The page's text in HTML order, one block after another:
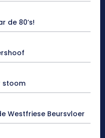
de 80’s!
stoom
Westfriese Beursvloer